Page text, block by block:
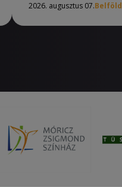
2026. augusztus 07.Belföld